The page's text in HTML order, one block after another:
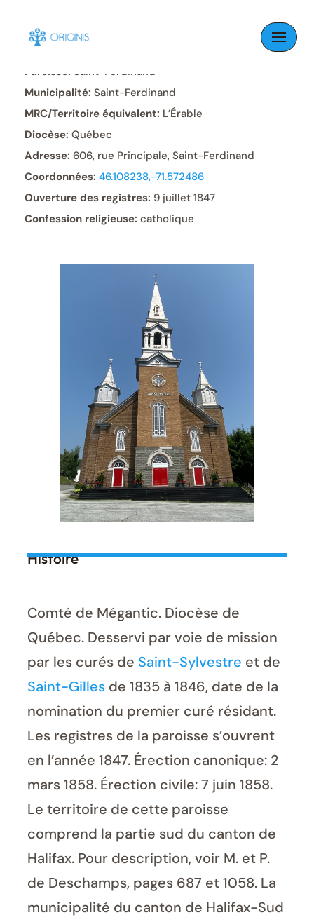
Skip
content
Paroisse: Saint-Ferdinand
Municipalité: Saint-Ferdinand
MRC/Territoire équivalent: L’Érable
Diocèse: Québec
Adresse: 606, rue Principale, Saint-Ferdinand
Coordonnées: 46.108238,-71.572486
Ouverture des registres: 9 juillet 1847
Confession religieuse: catholique
Histoire
Comté de Mégantic. Diocèse de
Québec. Desservi par voie de mission
par les curés de Saint-Sylvestre et de
Saint-Gilles de 1835 à 1846, date de la
nomination du premier curé résidant.
Les registres de la paroisse s’ouvrent
en l’année 1847. Érection canonique: 2
mars 1858. Érection civile: 7 juin 1858.
Le territoire de cette paroisse
comprend la partie sud du canton de
Halifax. Pour description, voir M. et P.
de Deschamps, pages 687 et 1058. La
municipalité du canton de Halifax-Sud